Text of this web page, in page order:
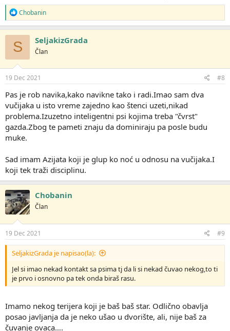
R
e
a
g
o
v
a
n
j
Chobanin
S SeljakizGrada
Član
19 Dec 2021 #8
Pas je rob navika,kako navikne tako i radi.Imao sam dva
vučijaka u isto vreme zajedno kao štenci uzeti,nikad
problema.Izuzetno inteligentni psi kojima treba "čvrst"
gazda.Zbog te pameti znaju da dominiraju pa posle budu
muke.
Sad imam Azijata koji je glup ko noć u odnosu na vučijaka.I
koji tek traži disciplinu.
Chobanin
Član
19 Dec 2021 #9
SeljakizGrada je napisao(la):
Jel si imao nekad kontakt sa psima tj da li si nekad čuvao nekog,to ti
je prvo i osnovno pa tek onda biraš rasu.
Imamo nekog terijera koji je baš baš star. Odlično obavlja
posao javljanja da je neko ušao u dvorište, ali, nije baš za
čuvanje ovaca….